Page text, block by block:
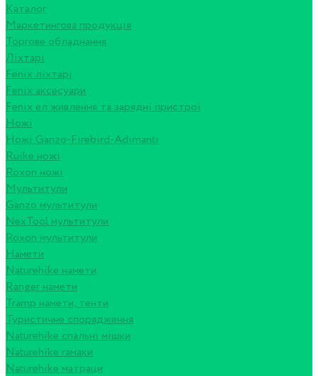
Каталог
Маркетингова продукція
Торгове обладнання
Ліхтарі
Fenix ліхтарі
Fenix аксесуари
Fenix ел живлення та зарядні пристрої
Ножі
Ножі Ganzo-Firebird-Adimanti
Ruike ножі
Roxon ножi
Мультитули
Ganzo мультитули
NexTool мультитули
Roxon мультитули
Намети
Naturehike намети
Ranger намети
Tramp намети, тенти
Туристичне спорядження
Naturehike спальні мішки
Naturehike гамаки
Naturehike матраци